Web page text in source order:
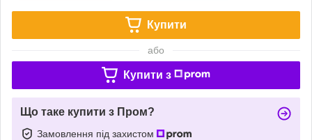
Купити
або
Купити з
Що таке купити з Пром?
Замовлення під захистом